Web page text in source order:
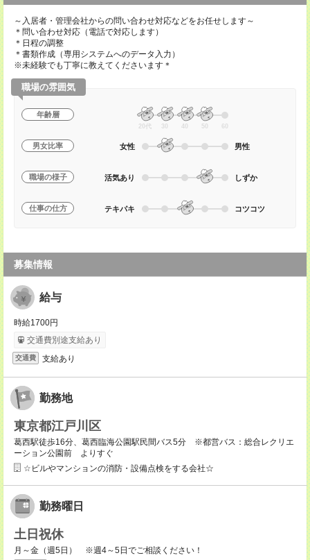
～入居者・管理会社からの問い合わせ対応などをお任せします～
＊問い合わせ対応（電話で対応します）
＊日程の調整
＊書類作成（専用システムへのデータ入力）
※未経験でも丁寧に教えてくださいます＊
職場の雰囲気
年齢層
20代 30 40 50 60
男女比率 女性 男性
職場の様子 活気あり しずか
仕事の仕方 テキパキ コツコツ
募集情報
給与
時給1700円
交通費別途支給あり
交通費 支給あり
勤務地
東京都江戸川区
葛西駅徒歩16分、葛西臨海公園駅民間バス5分 ※都営バス：総合レクリエ
ーション公園前 よりすぐ
☆ビルやマンションの消防・設備点検をする会社☆
勤務曜日
土日祝休
月～金（週5日） ※週4～5日でご相談ください！